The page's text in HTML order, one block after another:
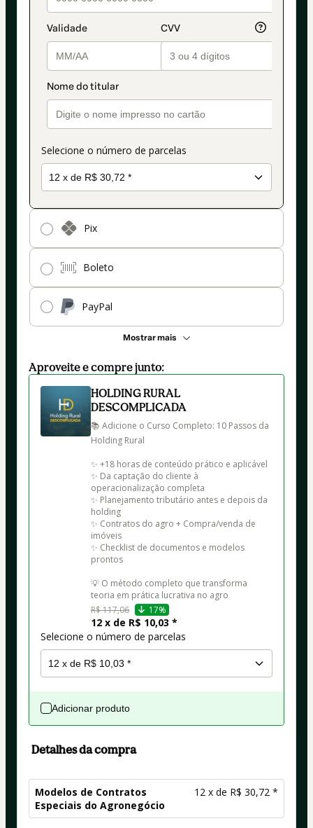
Selecione o número de parcelas
Pix
Boleto
PayPal
Mostrar mais
Aproveite e compre junto:
HOLDING RURAL
DESCOMPLICADA
📚 Adicione o Curso Completo: 10 Passos da
Holding Rural
✨ +18 horas de conteúdo prático e aplicável
✨ Da captação do cliente à
operacionalização completa
✨ Planejamento tributário antes e depois da
holding
✨ Contratos do agro + Compra/venda de
imóveis
✨ Checklist de documentos e modelos
prontos
💡 O método completo que transforma
teoria em prática lucrativa no agro
R$ 117,06
17%
12 x de R$ 10,03 *
Selecione o número de parcelas
Adicionar produto
Detalhes da compra
Modelos de Contratos
Especiais do Agronegócio
12 x de R$ 30,72 *